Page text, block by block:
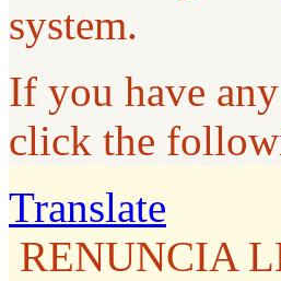
system.
If you have
click the
Translate
RENUNCIA